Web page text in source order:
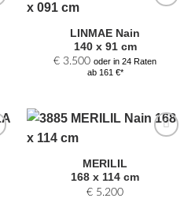
Auswahl
hinzufügen
LINMAE Nain
140 x 91 cm
€ 3.500 oder in 24 Raten
ab 161 €*
hinzufügen
MERILIL
168 x 114 cm
€ 5.200